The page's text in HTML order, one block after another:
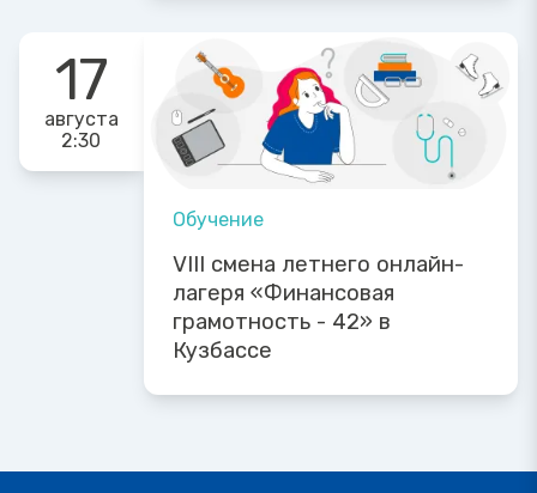
17
августа
2:30
Обучение
VIII смена летнего онлайн-
лагеря «Финансовая
грамотность - 42» в
Кузбассе